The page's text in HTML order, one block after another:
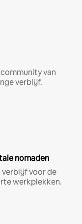
van
verblijf.
nomaden
verblijf voor de
werkplekken.